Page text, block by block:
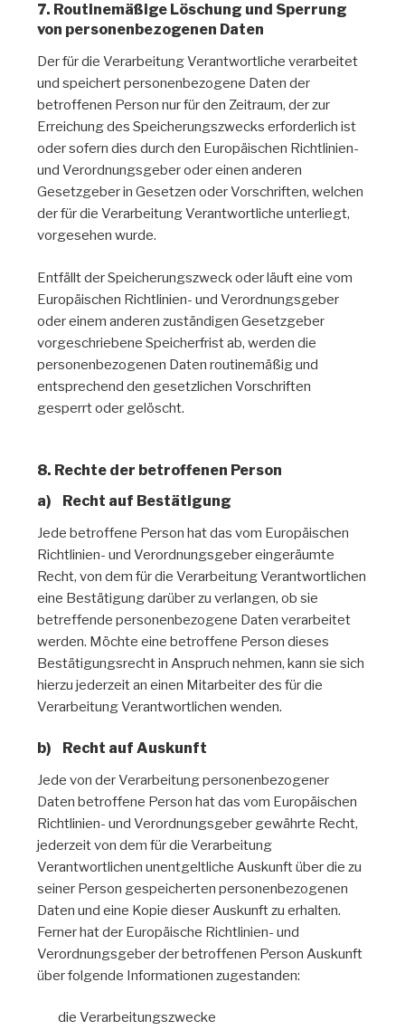
7. Routinemäßige Löschung und Sperrung
von personenbezogenen Daten
Der für die Verarbeitung Verantwortliche verarbeitet
und speichert personenbezogene Daten der
betroffenen Person nur für den Zeitraum, der zur
Erreichung des Speicherungszwecks erforderlich ist
oder sofern dies durch den Europäischen Richtlinien-
und Verordnungsgeber oder einen anderen
Gesetzgeber in Gesetzen oder Vorschriften, welchen
der für die Verarbeitung Verantwortliche unterliegt,
vorgesehen wurde.
Entfällt der Speicherungszweck oder läuft eine vom
Europäischen Richtlinien- und Verordnungsgeber
oder einem anderen zuständigen Gesetzgeber
vorgeschriebene Speicherfrist ab, werden die
personenbezogenen Daten routinemäßig und
entsprechend den gesetzlichen Vorschriften
gesperrt oder gelöscht.
8. Rechte der betroffenen Person
a) Recht auf Bestätigung
Jede betroffene Person hat das vom Europäischen
Richtlinien- und Verordnungsgeber eingeräumte
Recht, von dem für die Verarbeitung Verantwortlichen
eine Bestätigung darüber zu verlangen, ob sie
betreffende personenbezogene Daten verarbeitet
werden. Möchte eine betroffene Person dieses
Bestätigungsrecht in Anspruch nehmen, kann sie sich
hierzu jederzeit an einen Mitarbeiter des für die
Verarbeitung Verantwortlichen wenden.
b) Recht auf Auskunft
Jede von der Verarbeitung personenbezogener
Daten betroffene Person hat das vom Europäischen
Richtlinien- und Verordnungsgeber gewährte Recht,
jederzeit von dem für die Verarbeitung
Verantwortlichen unentgeltliche Auskunft über die zu
seiner Person gespeicherten personenbezogenen
Daten und eine Kopie dieser Auskunft zu erhalten.
Ferner hat der Europäische Richtlinien- und
Verordnungsgeber der betroffenen Person Auskunft
über folgende Informationen zugestanden:
die Verarbeitungszwecke